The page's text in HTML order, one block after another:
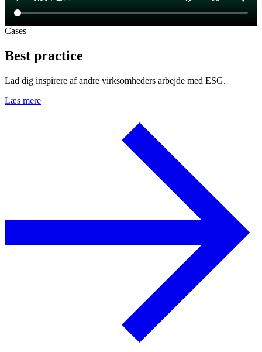
Cases
Best practice
Lad dig inspirere af andre virksomheders arbejde med ESG.
Læs mere